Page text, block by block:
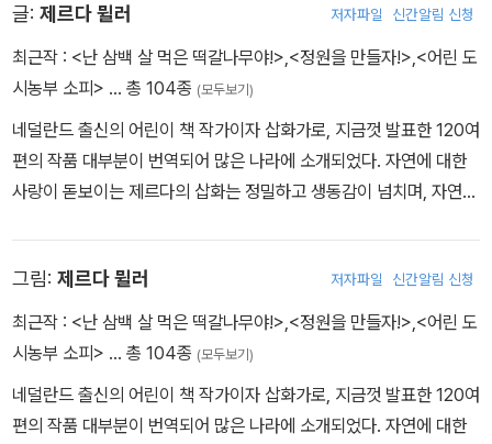
이렇게 그림으로만 말하는 '고요한' 그림책은 활자에 익숙한 어른들에
활자 정보의 방해를 받지 않고 그림책의 그림들이 말하는 이야기에
몰입할 수 있다.
그림책 전반에 펼쳐진 여백이 풍성한 하얀 눈밭은 상상력의 발자국을
찍듯 마음속 이야기를 풀어놓게 해준다. 따라서 눈 위에 찍힌 여러 동
글: 제르다 뮐러 저자파일 신간알림 신청
최근작 : <난 삼백 살 먹은 떡갈나무야!>,<정원을 만들자!>,<어린 도
시농부 소피> … 총 104종 (모두보기)
네덜란드 출신의 어린이 책 작가이자 삽화가로, 지금껏 발표한 120여
편의 작품 대부분이 번역되어 많은 나라에 소개되었다. 자연에 대한
사랑이 돋보이는 제르다의 삽화는 정밀하고 생동감이 넘치며, 자연의
금까지 많은 작품들이 12개국 언어로 번역되었고, 지은 책으로 『정원
을 만들자!』, 『난 삼백 살 먹은 떡갈나무야!』, 『어린 도시농부 소피』,
『아빠 곰 엄마 곰 아기 곰』, 『발자국을 따라가 볼까요?』, 『플로리카가
그림: 제르다 뮐러 저자파일 신간알림 신청
최근작 : <난 삼백 살 먹은 떡갈나무야!>,<정원을 만들자!>,<어린 도
시농부 소피> … 총 104종 (모두보기)
네덜란드 출신의 어린이 책 작가이자 삽화가로, 지금껏 발표한 120여
편의 작품 대부분이 번역되어 많은 나라에 소개되었다. 자연에 대한